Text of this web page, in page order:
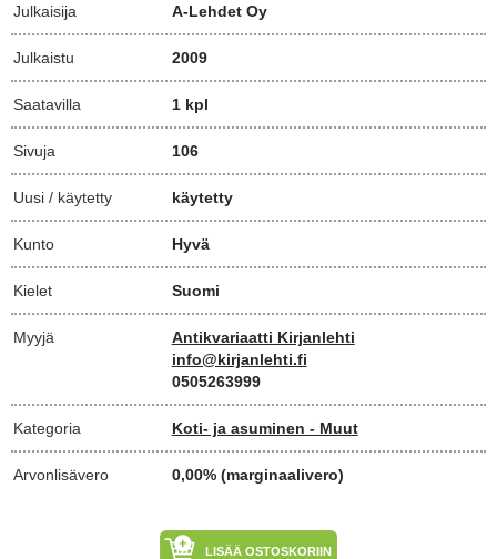
Julkaisija A-Lehdet Oy
Julkaistu 2009
Saatavilla 1 kpl
Sivuja 106
Uusi / käytetty käytetty
Kunto Hyvä
Kielet Suomi
Myyjä
Antikvariaatti Kirjanlehti
info@kirjanlehti.fi
0505263999
Kategoria Koti- ja asuminen - Muut
Arvonlisävero 0,00% (marginaalivero)
LISÄÄ OSTOSKORIIN